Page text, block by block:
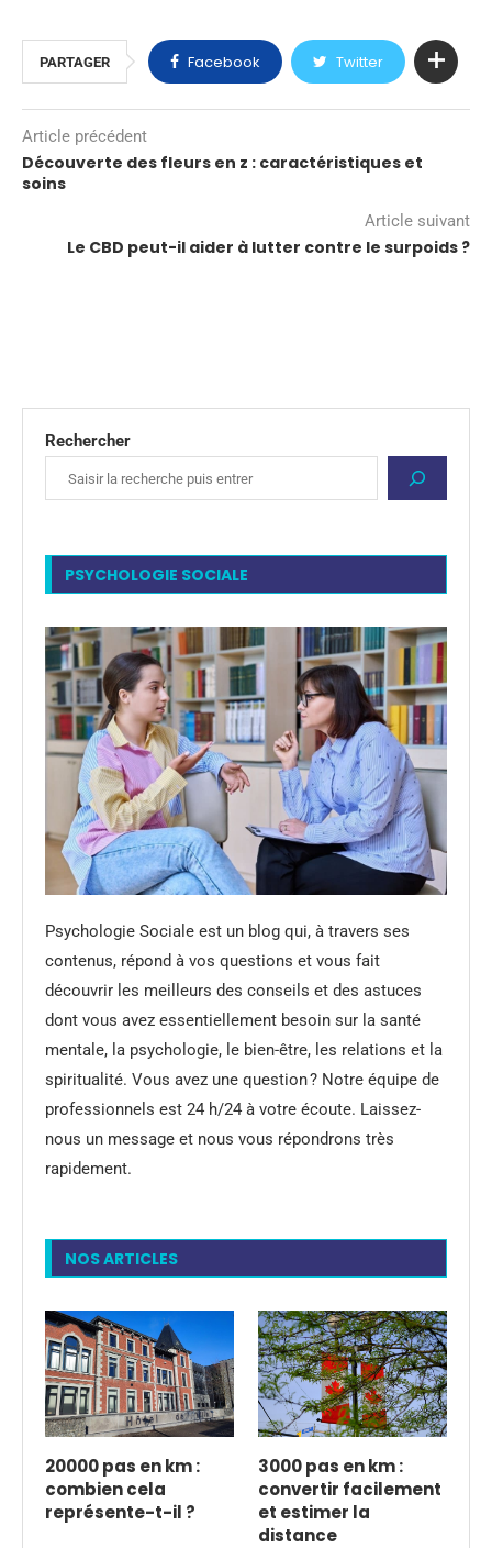
PARTAGER Facebook Twitter
Article précédent
Découverte des fleurs en z : caractéristiques et
soins
Article suivant
Le CBD peut-il aider à lutter contre le surpoids ?
Rechercher
PSYCHOLOGIE SOCIALE
Psychologie Sociale est un blog qui, à travers ses
contenus, répond à vos questions et vous fait
découvrir les meilleurs des conseils et des astuces
dont vous avez essentiellement besoin sur la santé
mentale, la psychologie, le bien-être, les relations et la
spiritualité. Vous avez une question ? Notre équipe de
professionnels est 24 h/24 à votre écoute. Laissez-
nous un message et nous vous répondrons très
rapidement.
NOS ARTICLES
20000 pas en km :
combien cela
représente-t-il ?
3000 pas en km :
convertir facilement
et estimer la
distance